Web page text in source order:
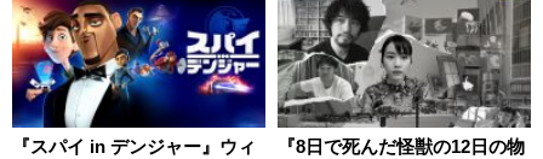
『スパイ in デンジャー』ウィ
『8日で死んだ怪獣の12日の物